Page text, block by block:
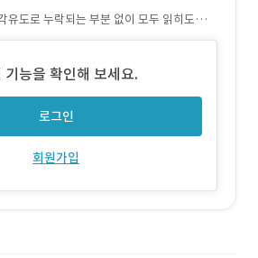
유도로 누락되는 부분 없이 모두 읽히도록
기능을 확인해 보세요.
로그인
회원가입